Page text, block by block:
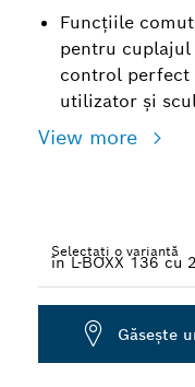
Funcţiile
pentru cuplajul
control perfect
utilizator şi
View more
Selectați o variantă
closed
Găseşte